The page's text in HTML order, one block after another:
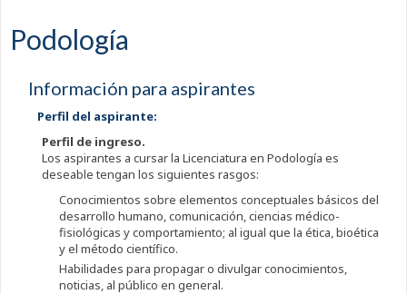
Podología
Información para aspirantes
Perfil del aspirante:
Perfil de ingreso.
Los aspirantes a cursar la Licenciatura en Podología es
deseable tengan los siguientes rasgos:
Conocimientos sobre elementos conceptuales básicos del
desarrollo humano, comunicación, ciencias médico-
fisiológicas y comportamiento; al igual que la ética, bioética
y el método científico.
Habilidades para propagar o divulgar conocimientos,
noticias, al público en general.